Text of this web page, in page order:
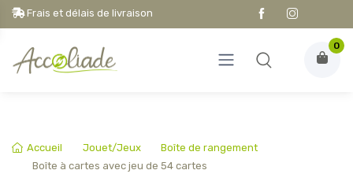
Frais et délais de livraison
0
Accueil Jouet/Jeux
Boîte de rangement
Boîte à cartes avec jeu de 54 cartes